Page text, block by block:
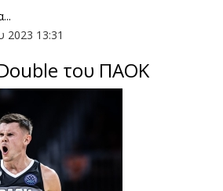
2023 13:31
του ΠΑΟΚ